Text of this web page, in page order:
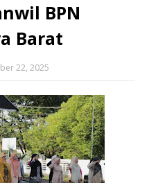
BPN
Barat
22, 2025